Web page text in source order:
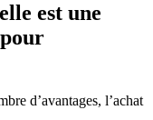
est une
d’avantages, l’achat